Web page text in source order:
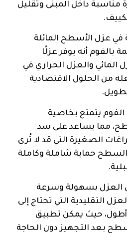
مناسبة داخل المبنى وتقليل
في عزل الأسطح المائلة
بالفوم أنه يوفر عزلًا
المائي والعزل الحراري في
من الحلول الاقتصادية
الفوم يتمتع بخاصية
مما يساعد على سد
الصغيرة التي قد لا تُرى
السطح حماية شاملة وكاملة
العزل بسهولة وسرعة
التقليدية التي تحتاج إلى
حيث يمكن تطبيق
بعد التجهيز دون الحاجة